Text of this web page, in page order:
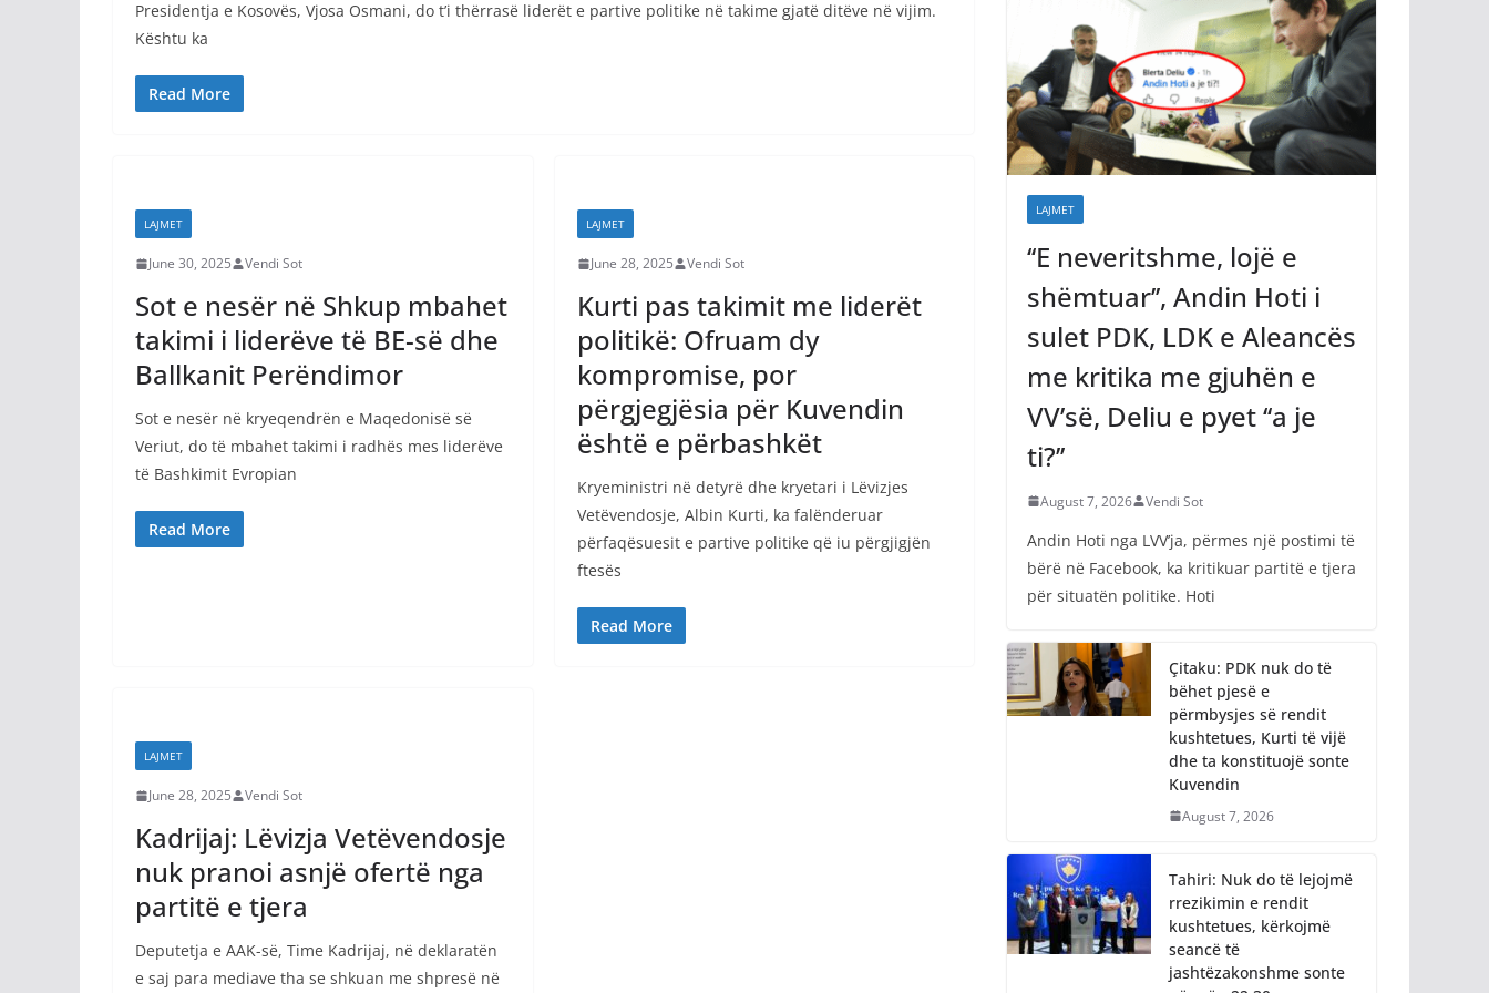
Presidentja e Kosovës, Vjosa Osmani, do t’i thërrasë liderët e partive politike në takime gjatë ditëve në vijim.
Kështu ka
Read More
LAJMET
June 30, 2025 Vendi Sot
Sot e nesër në Shkup mbahet
takimi i liderëve të BE-së dhe
Ballkanit Perëndimor
Sot e nesër në kryeqendrën e Maqedonisë së
Veriut, do të mbahet takimi i radhës mes liderëve
të Bashkimit Evropian
Read More
LAJMET
June 28, 2025 Vendi Sot
Kurti pas takimit me liderët
politikë: Ofruam dy
kompromise, por
përgjegjësia për Kuvendin
është e përbashkët
Kryeministri në detyrë dhe kryetari i Lëvizjes
Vetëvendosje, Albin Kurti, ka falënderuar
përfaqësuesit e partive politike që iu përgjigjën
ftesës
Read More
LAJMET
June 28, 2025 Vendi Sot
Kadrijaj: Lëvizja Vetëvendosje
nuk pranoi asnjë ofertë nga
partitë e tjera
Deputetja e AAK-së, Time Kadrijaj, në deklaratën
e saj para mediave tha se shkuan me shpresë në
LAJMET
‘‘E neveritshme, lojë e
shëmtuar’’, Andin Hoti i
sulet PDK, LDK e Aleancës
me kritika me gjuhën e
VV’së, Deliu e pyet ‘‘a je
ti?’’
August 7, 2026 Vendi Sot
Andin Hoti nga LVV’ja, përmes një postimi të
bërë në Facebook, ka kritikuar partitë e tjera
për situatën politike. Hoti
Çitaku: PDK nuk do të
bëhet pjesë e
përmbysjes së rendit
kushtetues, Kurti të vijë
dhe ta konstituojë sonte
Kuvendin
August 7, 2026
Tahiri: Nuk do të lejojmë
rrezikimin e rendit
kushtetues, kërkojmë
seancë të
jashtëzakonshme sonte